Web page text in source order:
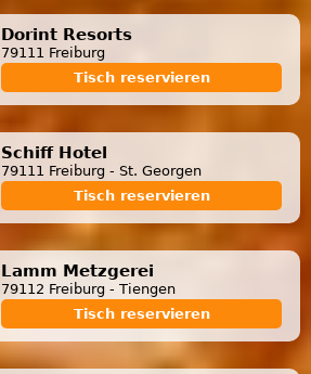
Dorint Resorts
79111 Freiburg
Tisch reservieren
Schiff Hotel
79111 Freiburg - St. Georgen
Tisch reservieren
Lamm Metzgerei
79112 Freiburg - Tiengen
Tisch reservieren